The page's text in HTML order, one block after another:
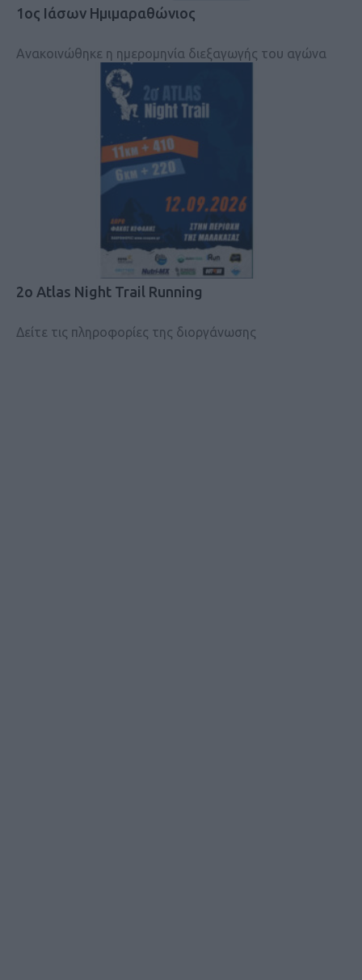
1ος Ιάσων Ημιμαραθώνιος
Ανακοινώθηκε η ημερομηνία διεξαγωγής του αγώνα
2ο Atlas Night Trail Running
Δείτε τις πληροφορίες της διοργάνωσης